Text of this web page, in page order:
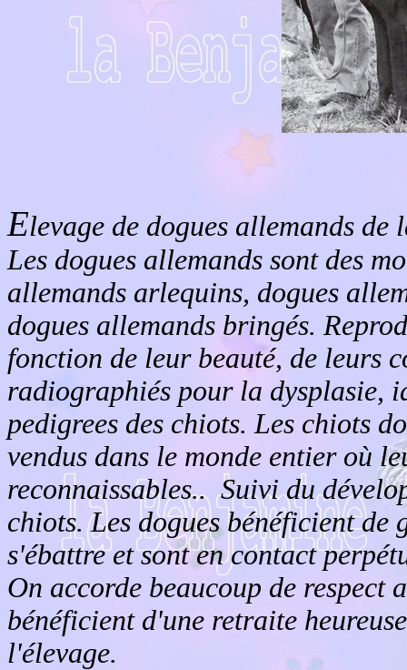
Elevage de dogues allemands
Les dogues allemands sont des
allemands arlequins, dogues
dogues allemands bringés.
fonction de leur beauté, de leurs
radiographiés pour la dysplasie,
pedigrees des chiots. Les chiots
vendus dans le monde entier où
reconnaissables.. Suivi du
chiots. Les dogues bénéficient de
s'ébattre et sont en contact
On accorde beaucoup de respect
bénéficient d'une retraite
l'élevage.